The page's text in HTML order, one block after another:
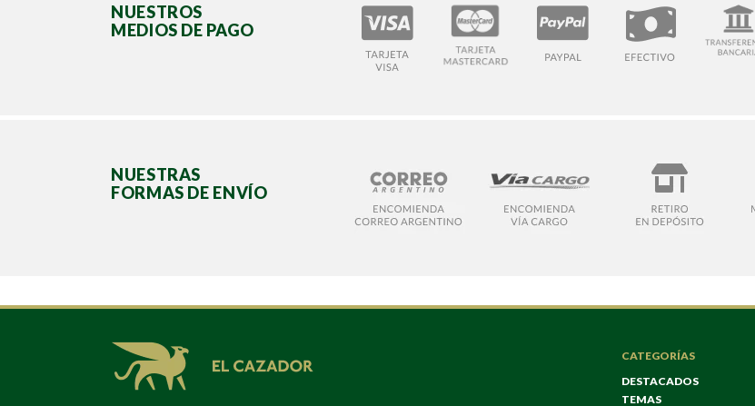
NUESTROS
MEDIOS DE PAGO
NUESTRAS
FORMAS DE ENVÍO
CATEGORÍAS
DESTACADOS
TEMAS